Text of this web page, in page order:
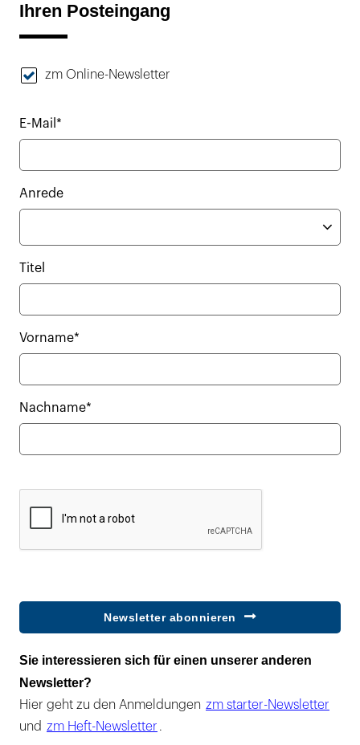
Ihren Posteingang
zm Online-Newsletter
E-Mail*
Anrede
Titel
Vorname*
Nachname*
Newsletter abonnieren
Sie interessieren sich für einen unserer anderen
Newsletter?
Hier geht zu den Anmeldungen zm starter-Newsletter
und zm Heft-Newsletter .